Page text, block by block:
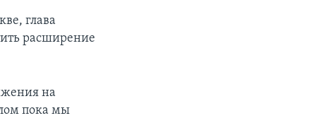
глава
расширение
на
пока мы